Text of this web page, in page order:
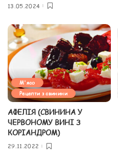
13.05.2024
М'ясо
Рецепти з свинини
АФЕЛІЯ (СВИНИНА У
ЧЕРВОНОМУ ВИНІ З
КОРІАНДРОМ)
29.11.2022